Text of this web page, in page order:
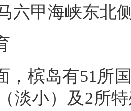
六甲海峡东北
，槟岛有51所
淡小）及2所